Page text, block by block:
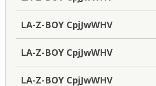
LA-Z-BOY CpjJwWHV
LA-Z-BOY CpjJwWHV
LA-Z-BOY CpjJwWHV